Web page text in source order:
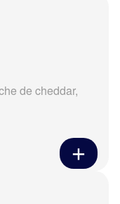
de cheddar,